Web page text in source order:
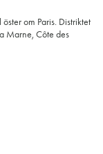
om Paris. Distriktet
Marne, Côte des